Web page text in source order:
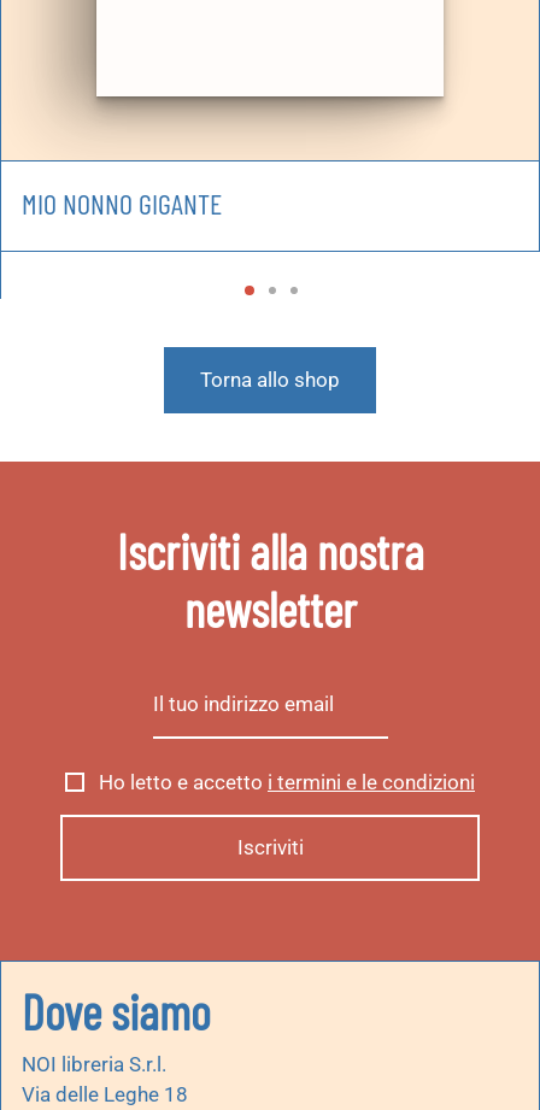
MIO NONNO GIGANTE
Torna allo shop
Iscriviti alla nostra
newsletter
Ho letto e accetto i termini e le condizioni
Dove siamo
NOI libreria S.r.l.
Via delle Leghe 18